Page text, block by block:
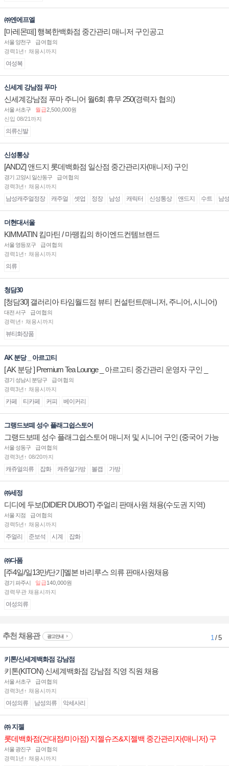
㈜엔에프엘
[마레몬떼] 행복한백화점 중간관리 매니저 구인공고
서울 양천구
급여협의
경력1년↑ 채용시까지
여성복
신세계 강남점 푸마
신세계강남점 푸마 주니어 월6회 휴무 250(경력자 협의)
서울 서초구 월급2,500,000원
신입 08/21까지
의류신발
신성통상
[ANDZ] 앤드지 롯데백화점 일산점 중간관리자(매니저) 구인
경기 고양시 일산동구
급여협의
경력3년↑ 채용시까지
남성캐주얼정장 캐주얼 셋업 정장 남성 캐릭터 신성통상 앤드지 수트 남
더현대서울
KIMMATIN 킴마틴 / 마뗑킴의 하이엔드컨템브랜드
서울 영등포구
급여협의
경력1년↑ 채용시까지
의류
청담30
[청담30] 갤러리아 타임월드점 뷰티 컨설턴트(매니저, 주니어, 시니어)
채용
대전 서구
급여협의
경력년↑ 채용시까지
뷰티화장품
AK 분당 _ 아르고티
[ AK 분당 ] Premium Tea Lounge _ 아르고티 중간관리 운영자 구인 _
경기 성남시 분당구
급여협의
경력3년↑ 채용시까지
카페 티카페 커피 베이커리
그랭드보떼 성수 플래그쉽스토어
그랭드보떼 성수 플래그쉽스토어 매니저 및 시니어 구인 (중국어 가능
자)
서울 성동구
급여협의
경력3년↑ 08/20까지
캐쥬얼의류 잡화 캐쥬얼가방 볼캡 가방
㈜세정
디디에 두보(DIDIER DUBOT) 주얼리 판매사원 채용(수도권 지역)
서울 지점
급여협의
경력5년↑ 채용시까지
주얼리 준보석 시계 잡화
㈜다폼
[주4일/일13만/단기]멜본 바리루스 의류 판매사원채용
경기 파주시 일급140,000원
경력무관 채용시까지
여성의류
추천 채용관 광고안내 1/ 5
키톤/신세계백화점 강남점
키톤(KITON) 신세계백화점 강남점 직영 직원 채용
서울 서초구
급여협의
경력3년↑ 채용시까지
여성의류 남성의류 악세사리
㈜ 지젤
롯데백화점(건대점/미아점) 지젤슈즈&지젤백 중간관리자(매니저) 구
인합니다
서울 광진구
급여협의
경력1년↑ 채용시까지